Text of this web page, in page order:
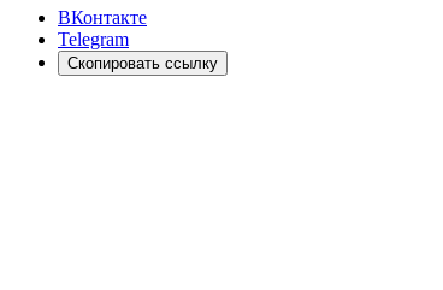
ВКонтакте
Telegram
Скопировать ссылку